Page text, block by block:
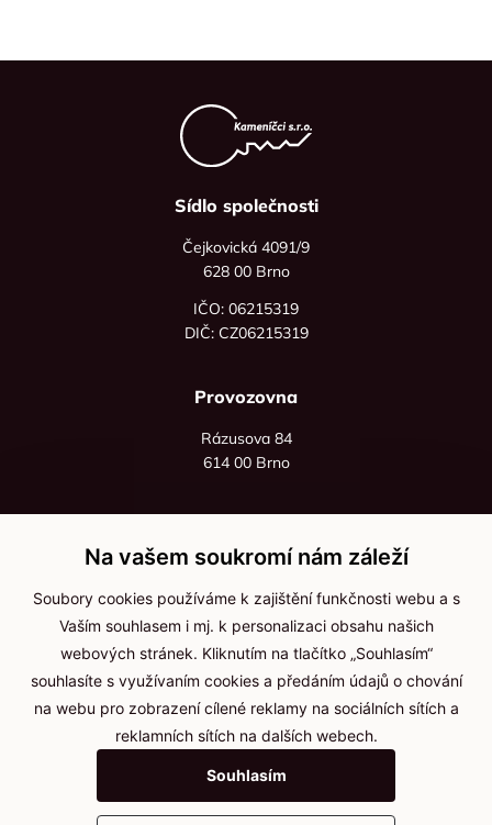
Sídlo společnosti
Čejkovická 4091/9
628 00 Brno
IČO: 06215319
DIČ: CZ06215319
Provozovna
Rázusova 84
614 00 Brno
+420 736 535 066
Po - pá: 8:00 - 16:00
info@jma-kam.cz
Důležité informace
Ochrana osobních údajů
Cookies
Na vašem soukromí nám záleží
Soubory cookies používáme k zajištění funkčnosti webu a s
Vaším souhlasem i mj. k personalizaci obsahu našich
webových stránek. Kliknutím na tlačítko „Souhlasím“
souhlasíte s využívaním cookies a předáním údajů o chování
na webu pro zobrazení cílené reklamy na sociálních sítích a
reklamních sítích na dalších webech.
Souhlasím